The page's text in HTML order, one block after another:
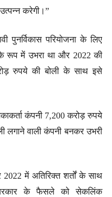
करेगी।”
पुनर्विकास परियोजना के लिए
रूप में उभरा था और 2022 की
रुपये की बोली के साथ इसे
कंपनी 7,200 करोड़ रुपये
लगाने वाली कंपनी बनकर उभरी
में अतिरिक्त शर्तों के साथ
के फैसले को सेकलिंक